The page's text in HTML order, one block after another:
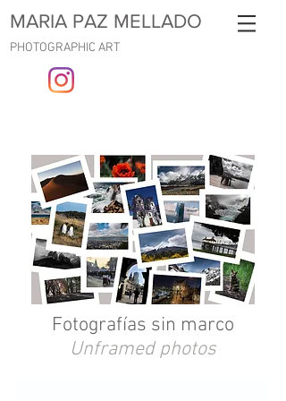
MARIA PAZ MELLADO
PHOTOGRAPHIC ART
Fotografías sin marco
Unframed photos